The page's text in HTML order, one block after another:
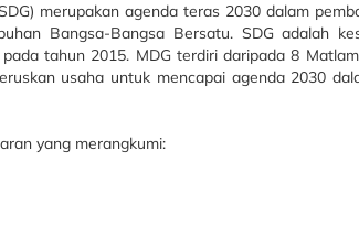
merupakan agenda teras 2030 dalam
Bangsa-Bangsa Bersatu. SDG adalah
tahun 2015. MDG terdiri daripada 8
usaha untuk mencapai agenda 2030
yang merangkumi: